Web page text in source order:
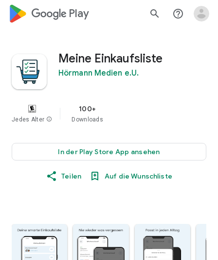
google_logo Play search help_outline
Meine Einkaufsliste
Hörmann Medien e.U.
Jedes Alter info
100+
Downloads
In der Play Store App ansehen
Teilen Auf die Wunschliste